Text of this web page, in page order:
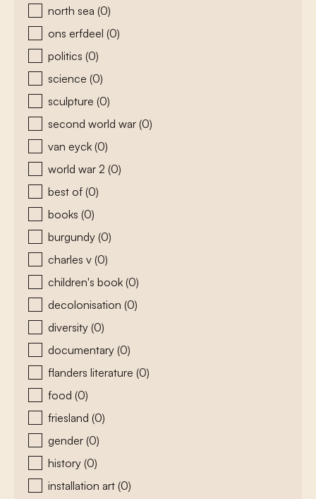
north sea (0)
ons erfdeel (0)
politics (0)
science (0)
sculpture (0)
second world war (0)
van eyck (0)
world war 2 (0)
best of (0)
books (0)
burgundy (0)
charles v (0)
children's book (0)
decolonisation (0)
diversity (0)
documentary (0)
flanders literature (0)
food (0)
friesland (0)
gender (0)
history (0)
installation art (0)